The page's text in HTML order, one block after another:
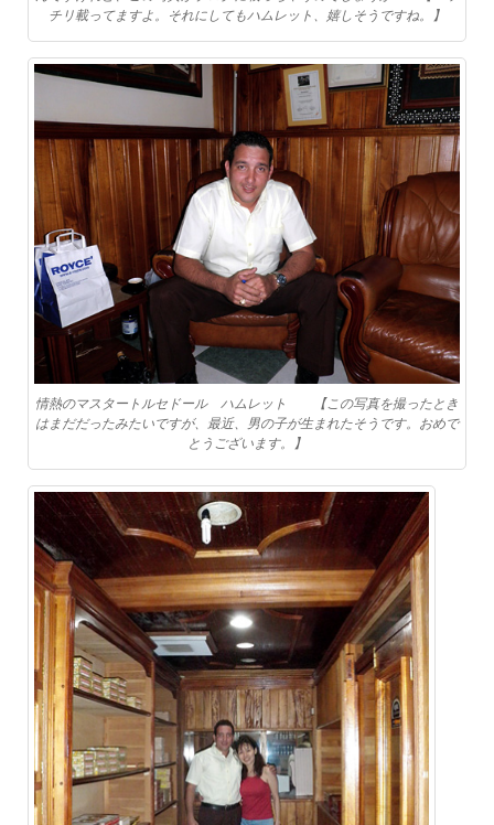
チリ載ってますよ。それにしてもハムレット、嬉しそうですね。】
情熱のマスタートルセドール ハムレット 【この写真を撮ったとき
はまだだったみたいですが、最近、男の子が生まれたそうです。おめで
とうございます。】